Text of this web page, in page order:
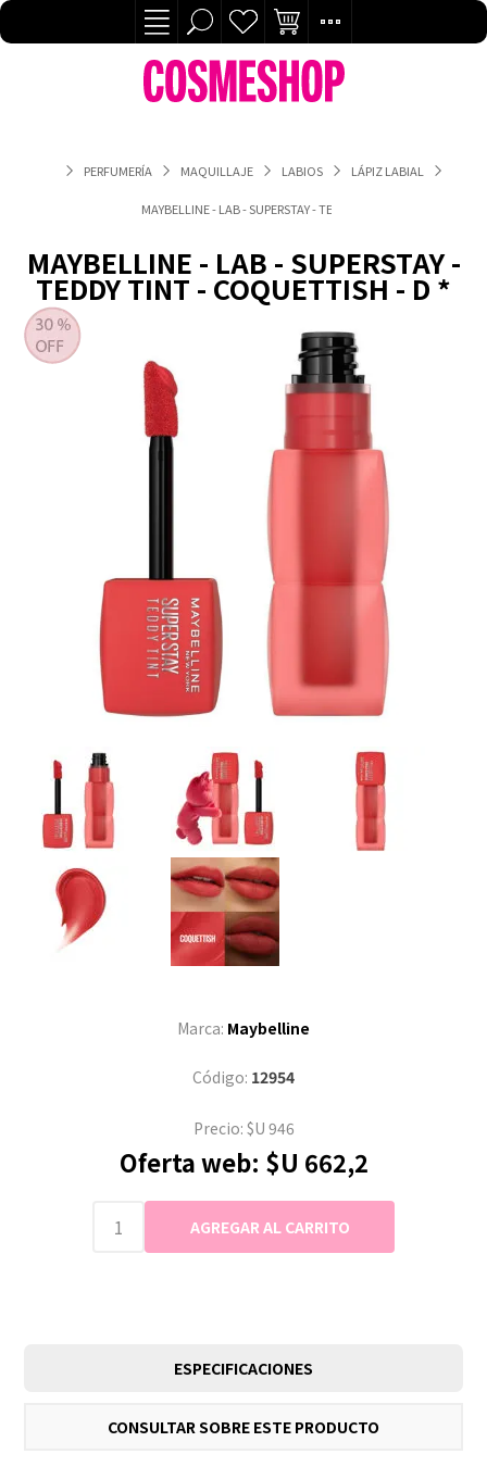
PERFUMERÍA MAQUILLAJE LABIOS LÁPIZ LABIAL
MAYBELLINE - LAB - SUPERSTAY - TEDDY TINT - COQUETTISH -
MAYBELLINE - LAB - SUPERSTAY -
TEDDY TINT - COQUETTISH - D *
Marca: Maybelline
Código: 12954
Precio: $U 946
Oferta web: $U 662,2
ESPECIFICACIONES
CONSULTAR SOBRE ESTE PRODUCTO